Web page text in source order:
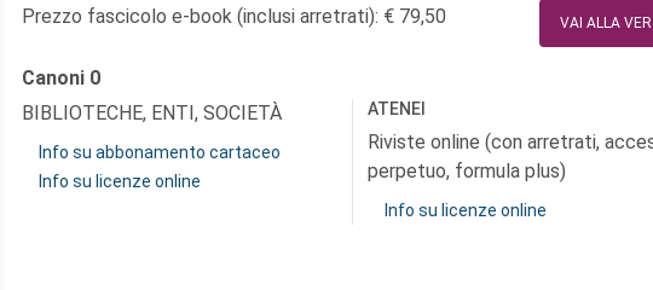
Prezzo fascicolo e-book (inclusi arretrati): € 79,50
VAI ALLA
Canoni 0
BIBLIOTECHE, ENTI, SOCIETÀ
Info su abbonamento cartaceo
Info su licenze online
ATENEI
Riviste online (con arretrati,
perpetuo, formula plus)
Info su licenze online